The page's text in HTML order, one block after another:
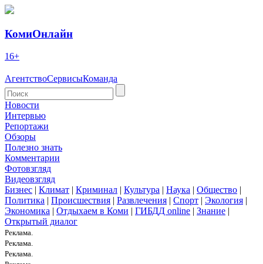
КомиОнлайн
16+
АгентствоСервисыКоманда
Новости
Интервью
Репортажи
Обзоры
Полезно знать
Комментарии
Фотовзгляд
Видеовзгляд
Бизнес | Климат | Криминал | Культура | Наука | Общество |
Политика | Происшествия | Развлечения | Спорт | Экология |
Экономика | Отдыхаем в Коми | ГИБДД online | Знание |
Открытый диалог
Реклама.
Реклама.
Реклама.